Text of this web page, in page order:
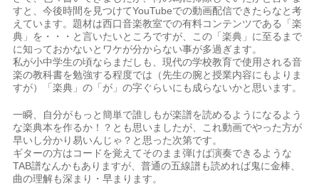
すと、今後時間を見つけてYouTubeでの動画配信できたらなと考
えています。題材は西口音楽教室での有料コンテンツである「楽
典」を・・・と言いたいところですが、この「楽典」に至るまで
に知っておかないとワケが分からない事が多過ぎます。
私が小中学生の頃ならまだしも、現代の学校教育で使用される音
楽の教科書を勉強する程度では（先生の腕と授業内容にもよりま
すが）「楽典」の「が」の字ぐらいにも成らないかと思います。
一瞬、自分がもっと簡単で誰しもが楽譜を読めるようになるよう
な楽典本を作るか！？とも思いましたが、これ動画でやった方が
早いし分かり易いんじゃ？と思った次第です。
ギターの方はコードを覚えてそのまま弾けば演奏できるような
TAB譜なんかもありますが、普通の五線譜も読めれば鬼に金棒、
曲の理解も深まり・早まります。